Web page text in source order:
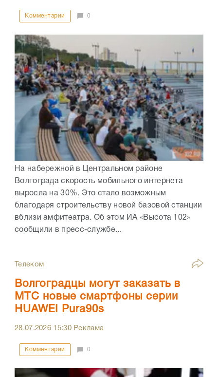
Комментарии 0
На набережной в Центральном районе
Волгограда скорость мобильного интернета
выросла на 30%. Это стало возможным
благодаря строительству новой базовой станции
вблизи амфитеатра. Об этом ИА «Высота 102»
сообщили в пресс-службе...
Телеком
Волгоградцы могут заказать в
МТС новые смартфоны серии
HUAWEI Pura90s
28.07.2026 15:30Реклама
Комментарии 0